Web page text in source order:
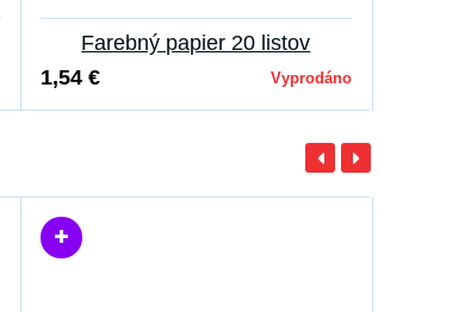
Farebný papier 20 listov
1,54 €
Vyprodáno